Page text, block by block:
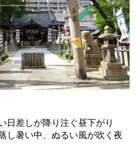
日差しが降り注ぐ昼下がり
し暑い中、ぬるい風が吹く夜